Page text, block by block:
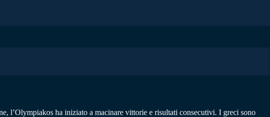
l’Olympiakos ha iniziato a macinare vittorie e risultati consecutivi. I greci sono